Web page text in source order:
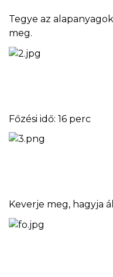
Tegye az
meg.
Főzési idő: 16 perc
Keverje meg, hagyja